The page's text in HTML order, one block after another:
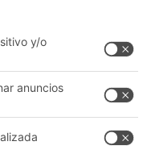
Nuestra red global
Centros de producción